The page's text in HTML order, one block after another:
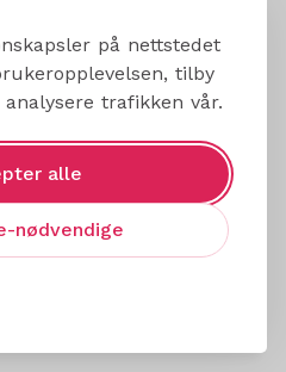
på nettstedet
tilby
trafikken vår.
alle
nødvendige